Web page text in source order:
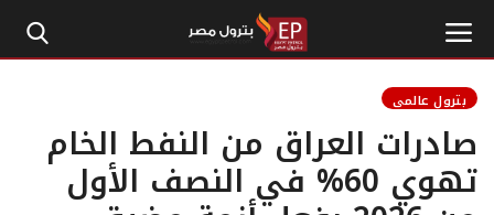
الرئيسية
إتصل بنا
بترول عالمي
صادرات العراق من النفط الخام
تهوي 60% في النصف الأول